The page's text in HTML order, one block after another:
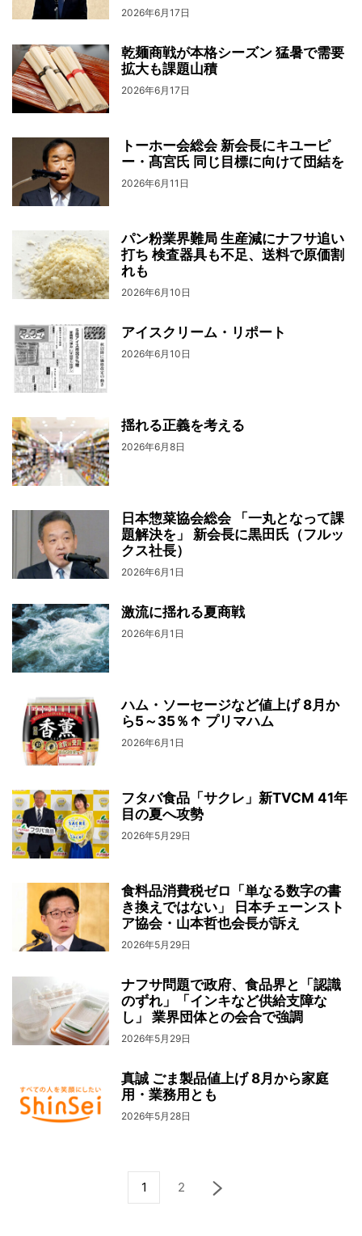
2026年6月17日
乾麺商戦が本格シーズン 猛暑で需要
拡大も課題山積
2026年6月17日
トーホー会総会 新会長にキユーピ
ー・髙宮氏 同じ目標に向けて団結を
2026年6月11日
パン粉業界難局 生産減にナフサ追い
打ち 検査器具も不足、送料で原価割
れも
2026年6月10日
アイスクリーム・リポート
2026年6月10日
揺れる正義を考える
2026年6月8日
日本惣菜協会総会 「一丸となって課
題解決を」 新会長に黒田氏（フルッ
クス社長）
2026年6月1日
激流に揺れる夏商戦
2026年6月1日
ハム・ソーセージなど値上げ 8月か
ら5～35％↑ プリマハム
2026年6月1日
フタバ食品「サクレ」新TVCM 41年
目の夏へ攻勢
2026年5月29日
食料品消費税ゼロ「単なる数字の書
き換えではない」 日本チェーンスト
ア協会・山本哲也会長が訴え
2026年5月29日
ナフサ問題で政府、食品界と「認識
のずれ」「インキなど供給支障な
し」 業界団体との会合で強調
2026年5月29日
真誠 ごま製品値上げ 8月から家庭
用・業務用とも
2026年5月28日
1 2